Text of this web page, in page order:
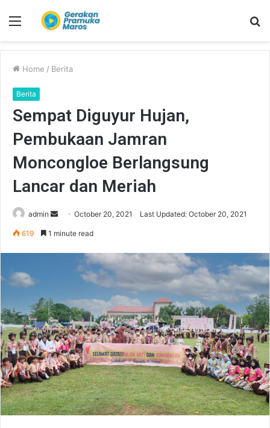
Menu
Home / Berita
Berita
Sempat Diguyur Hujan,
Pembukaan Jamran
Moncongloe Berlangsung
Lancar dan Meriah
admin
e
e
m
a
i
l
October 20, 2021 Last Updated: October 20, 2021
619 1 minute read